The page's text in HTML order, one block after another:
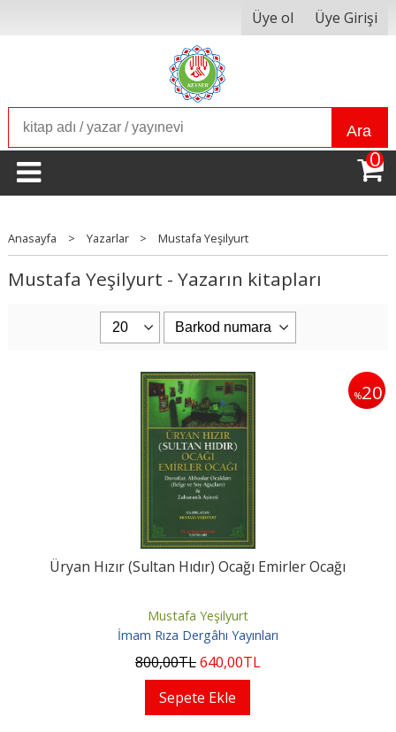
Üye ol Üye Girişi
Ara
0
Anasayfa > Yazarlar > Mustafa Yeşilyurt
Mustafa Yeşilyurt - Yazarın kitapları
%20
Üryan Hızır (Sultan Hıdır) Ocağı Emirler Ocağı
Mustafa Yeşilyurt
İmam Rıza Dergâhı Yayınları
800,00TL640,00TL
Sepete Ekle